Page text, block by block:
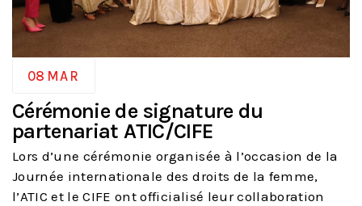
08 MAR
Cérémonie de signature du
partenariat ATIC/CIFE
Lors d’une cérémonie organisée à l’occasion de la
Journée internationale des droits de la femme,
l’ATIC et le CIFE ont officialisé leur collaboration